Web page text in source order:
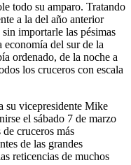
todo su amparo. Tratando
a la del año anterior
importarle las pésimas
economía del sur de la
ordenado, de la noche a
los cruceros con escala
su vicepresidente Mike
el sábado 7 de marzo
cruceros más
de las grandes
reticencias de muchos